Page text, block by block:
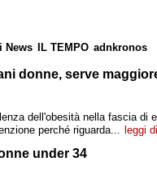
News IL TEMPO adnkronos
donne, serve
dell'obesità nella fascia di
perché riguarda... leggi
under 34